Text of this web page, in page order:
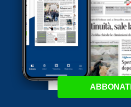
ABBONATI